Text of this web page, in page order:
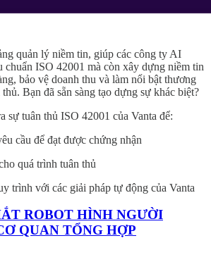
quản lý niềm tin, giúp các công ty AI
chuẩn ISO 42001 mà còn xây dựng niềm tin
bảo vệ doanh thu và làm nổi bật thương
Bạn đã sẵn sàng tạo dựng sự khác biệt?
sự tuân thủ ISO 42001 của Vanta để:
cầu để đạt được chứng nhận
quá trình tuân thủ
trình với các giải pháp tự động của Vanta
ROBOT HÌNH NGƯỜI
QUAN TỔNG HỢP